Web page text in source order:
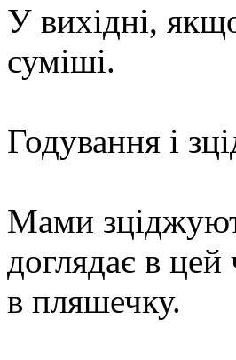
У вихідні,
суміші.
Годування і
Мами
доглядає в
в пляшечку.